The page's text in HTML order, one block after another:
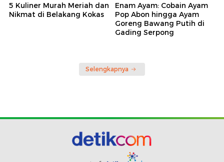
5 Kuliner Murah Meriah dan
Nikmat di Belakang Kokas
Enam Ayam: Cobain Ayam
Pop Abon hingga Ayam
Goreng Bawang Putih di
Gading Serpong
Selengkapnya